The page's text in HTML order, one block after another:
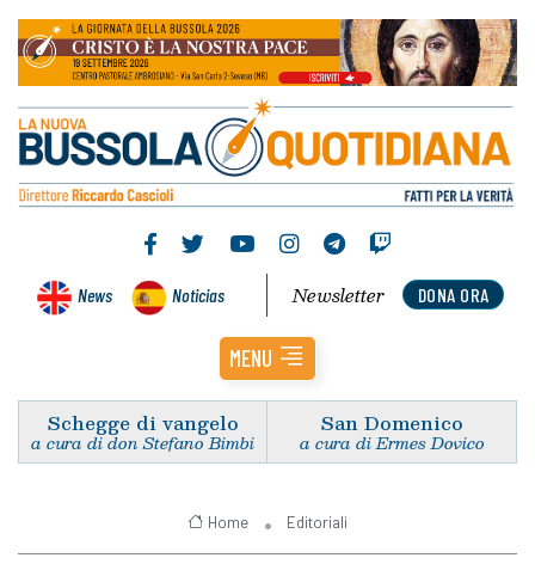
News Noticias DONA ORA
Newsletter
MENU
Schegge di vangelo
a cura di don Stefano Bimbi
San Domenico
a cura di Ermes Dovico
Home Editoriali